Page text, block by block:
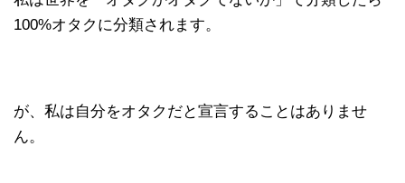
100%オタクに分類されます。
が、私は自分をオタクだと宣言することはありませ
ん。